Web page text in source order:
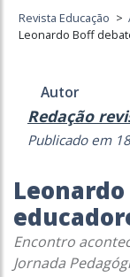
Revista Educação >
Leonardo Boff
Autor
Redação
Publicado em
Encontro
Jornada